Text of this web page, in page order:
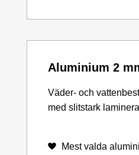
Aluminium 2
Väder- och
med slitstark
Mest valda